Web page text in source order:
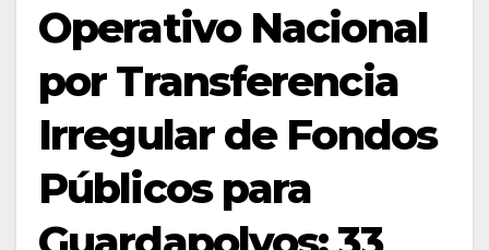
Operativo Nacional
por Transferencia
Irregular de Fondos
Públicos para